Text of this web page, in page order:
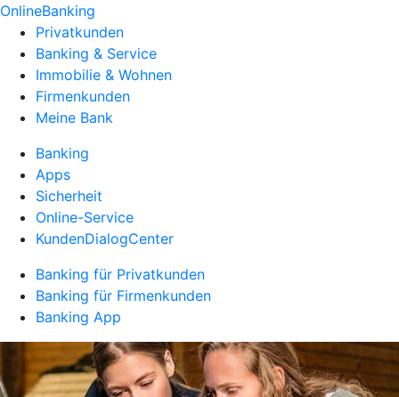
OnlineBanking
Privatkunden
Banking & Service
Immobilie & Wohnen
Firmenkunden
Meine Bank
Banking
Apps
Sicherheit
Online-Service
KundenDialogCenter
Banking für Privatkunden
Banking für Firmenkunden
Banking App